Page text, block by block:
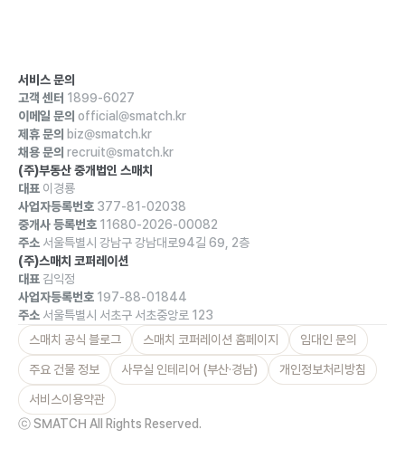
서비스 문의
고객 센터 1899-6027
이메일 문의 official@smatch.kr
제휴 문의 biz@smatch.kr
채용 문의 recruit@smatch.kr
(주)부동산 중개법인 스매치
대표 이경룡
사업자등록번호 377-81-02038
중개사 등록번호 11680-2026-00082
주소 서울특별시 강남구 강남대로94길 69, 2층
(주)스매치 코퍼레이션
대표 김익정
사업자등록번호 197-88-01844
주소 서울특별시 서초구 서초중앙로 123
스매치 공식 블로그
스매치 코퍼레이션 홈페이지 임대인 문의
주요 건물 정보 사무실 인테리어 (부산·경남) 개인정보처리방침
서비스이용약관
ⓒ SMATCH All Rights Reserved.